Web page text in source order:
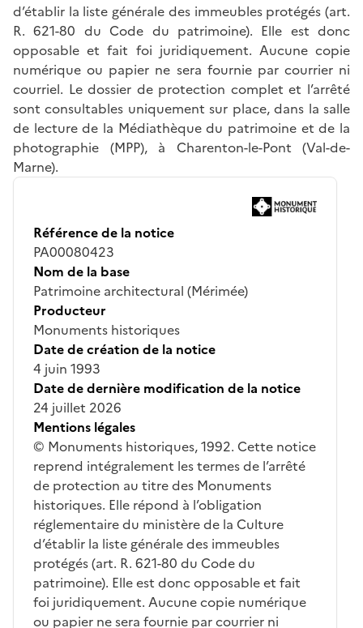
d’établir la liste générale des immeubles protégés (art.
R. 621-80 du Code du patrimoine). Elle est donc
opposable et fait foi juridiquement. Aucune copie
numérique ou papier ne sera fournie par courrier ni
courriel. Le dossier de protection complet et l’arrêté
sont consultables uniquement sur place, dans la salle
de lecture de la Médiathèque du patrimoine et de la
photographie (MPP), à Charenton-le-Pont (Val-de-
Marne).
Référence de la notice
PA00080423
Nom de la base
Patrimoine architectural (Mérimée)
Producteur
Monuments historiques
Date de création de la notice
4 juin 1993
Date de dernière modification de la notice
24 juillet 2026
Mentions légales
© Monuments historiques, 1992. Cette notice
reprend intégralement les termes de l’arrêté
de protection au titre des Monuments
historiques. Elle répond à l’obligation
réglementaire du ministère de la Culture
d’établir la liste générale des immeubles
protégés (art. R. 621-80 du Code du
patrimoine). Elle est donc opposable et fait
foi juridiquement. Aucune copie numérique
ou papier ne sera fournie par courrier ni